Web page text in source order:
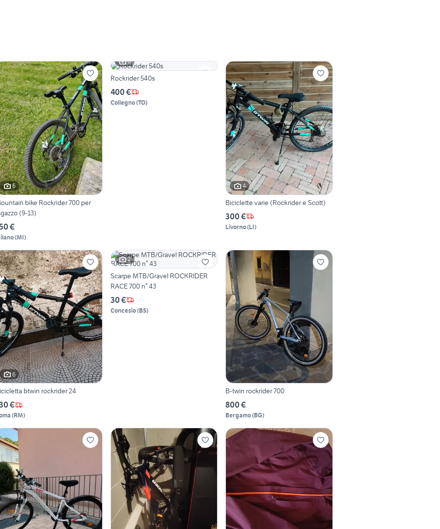
6
bike Rockrider 700 per
(9-13)
€
(MI)
6
Rockrider 540s
400 €
Collegno(TO)
4
Biciclette varie (Rockrider e Scott)
300 €
Livorno(LI)
6
btwin rockrider 24
€
(RM)
2
Scarpe MTB/Gravel ROCKRIDER
RACE 700 n° 43
30 €
Concesio(BS)
B-twin rockrider 700
800 €
Bergamo(BG)